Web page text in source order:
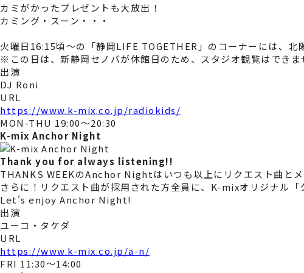
カミがかったプレゼントも大放出！
カミング・スーン・・・
火曜日16:15頃～の「静岡LIFE TOGETHER」のコーナーには、北
※この日は、新静岡セノバが休館日のため、スタジオ観覧はできま
出演
DJ Roni
URL
https://www.k-mix.co.jp/radiokids/
MON-THU 19:00～20:30
K-mix Anchor Night
Thank you for always listening!!
THANKS WEEKのAnchor Nightはいつも以上にリクエスト曲とメ
さらに！リクエスト曲が採用された方全員に、K-mixオリジナル「
Let's enjoy Anchor Night!
出演
ユーコ・タケダ
URL
https://www.k-mix.co.jp/a-n/
FRI 11:30～14:00